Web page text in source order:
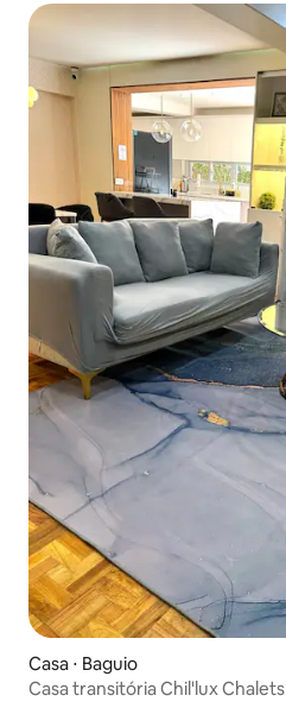
Casa ⋅ Baguio
Casa transitória Chil'lux Chalets